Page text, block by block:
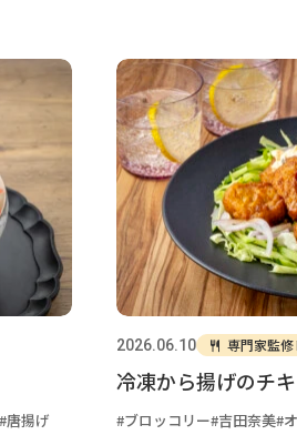
唐揚げ
2026.06.10 専門家監
冷凍から揚げのチ
ブロッコリー 吉田奈美